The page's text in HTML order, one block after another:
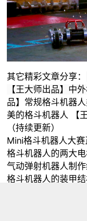
其它精彩文章分享：
【王大师出品】中
品】常规格斗机器
美的格斗机器人
【
（持续更新）
Mini格斗机器人大赛
格斗机器人的两大
气动弹射机器人制
格斗机器人的装甲